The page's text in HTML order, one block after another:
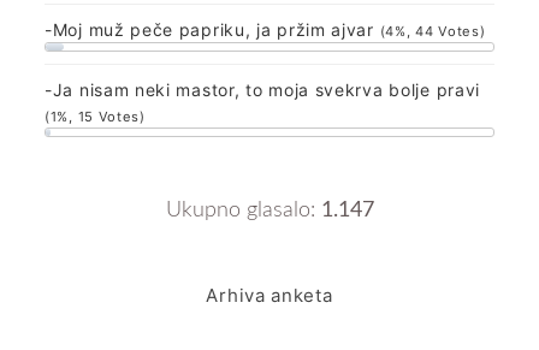
-Moj muž peče papriku, ja pržim ajvar (4%, 44 Votes)
-Ja nisam neki mastor, to moja svekrva bolje pravi
(1%, 15 Votes)
Ukupno glasalo: 1.147
Arhiva anketa